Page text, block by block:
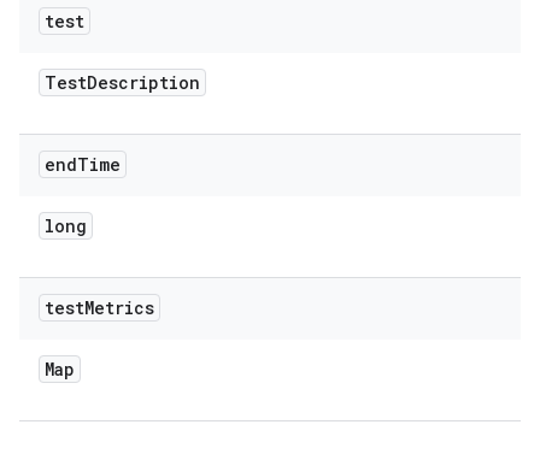
test
TestDescription
endTime
long
testMetrics
Map